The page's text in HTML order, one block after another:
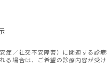
症／社交不安障害）に関連する診
る場合は、ご希望の診療内容が受